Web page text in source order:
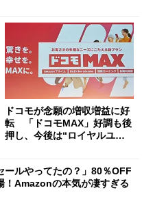
ドコモが念願の増収増益に好
転 「ドコモMAX」好調も後
押し、今後は“ロイヤルユー
ールやってたの？」80％OFF
！Amazonの本気が凄すぎる